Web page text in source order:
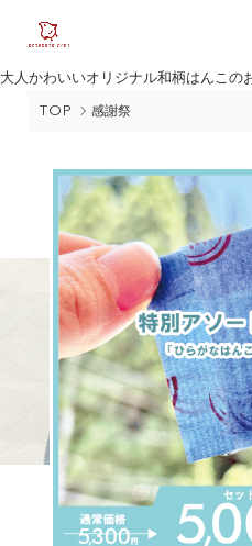
大人かわいいオリジナル和柄はんこの
TOP 感謝祭